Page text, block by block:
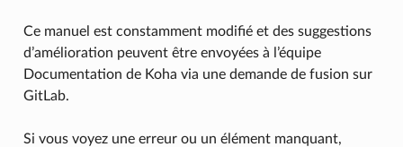
Ce manuel est constamment modifié et des suggestions
d’amélioration peuvent être envoyées à l’équipe
Documentation de Koha via une demande de fusion sur
GitLab.
Si vous voyez une erreur ou un élément manquant,